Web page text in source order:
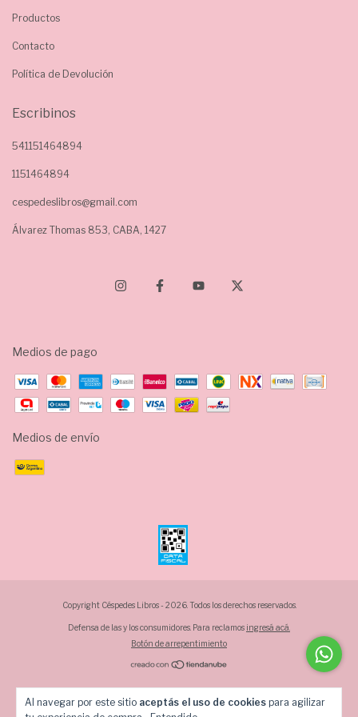
Al navegar por este sitio aceptás el uso de cookies para agilizar
Productos
Contacto
Política de Devolución
Escribinos
541151464894
1151464894
cespedeslibros@gmail.com
Álvarez Thomas 853, CABA, 1427
Medios de pago
Medios de envío
Copyright Céspedes Libros - 2026. Todos los derechos reservados.
Defensa de las y los consumidores. Para reclamos ingresá acá.
Botón de arrepentimiento